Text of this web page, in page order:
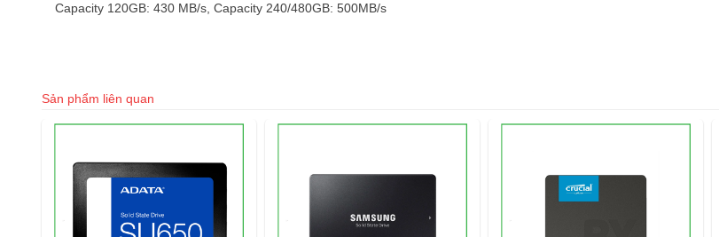
Capacity 120GB: 430 MB/s, Capacity 240/480GB: 500MB/s
Sản phẩm liên quan